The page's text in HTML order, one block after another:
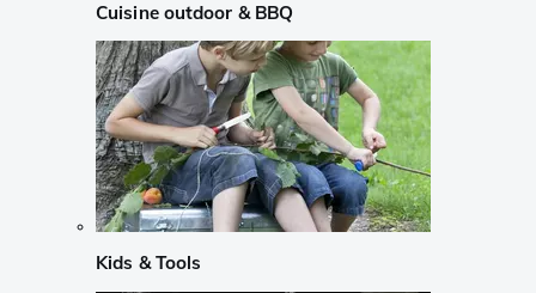
Cuisine outdoor & BBQ
Kids & Tools